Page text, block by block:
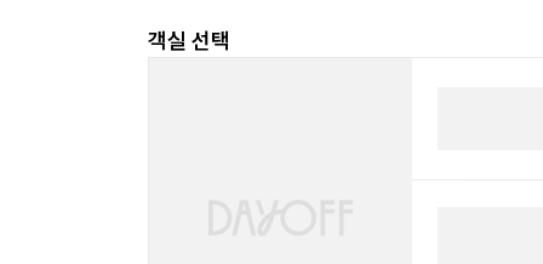
객실 선택